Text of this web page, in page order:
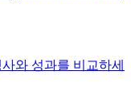
와 성과를 비교하세